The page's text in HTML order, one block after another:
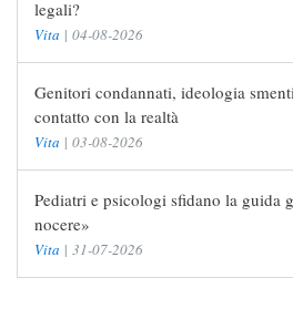
legali?
Vita | 04-08-2026
Genitori condannati, ideologia
contatto con la realtà
Vita | 03-08-2026
Pediatri e psicologi sfidano la guida
nocere»
Vita | 31-07-2026